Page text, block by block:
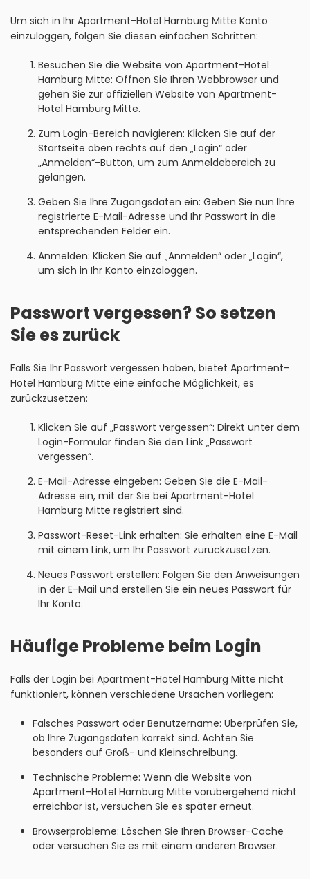
Um sich in Ihr Apartment-Hotel Hamburg Mitte Konto
einzuloggen, folgen Sie diesen einfachen Schritten:
Besuchen Sie die Website von Apartment-Hotel
Hamburg Mitte: Öffnen Sie Ihren Webbrowser und
gehen Sie zur offiziellen Website von Apartment-
Hotel Hamburg Mitte.
Zum Login-Bereich navigieren: Klicken Sie auf der
Startseite oben rechts auf den „Login“ oder
„Anmelden“-Button, um zum Anmeldebereich zu
gelangen.
Geben Sie Ihre Zugangsdaten ein: Geben Sie nun Ihre
registrierte E-Mail-Adresse und Ihr Passwort in die
entsprechenden Felder ein.
Anmelden: Klicken Sie auf „Anmelden“ oder „Login“,
um sich in Ihr Konto einzologgen.
Passwort vergessen? So setzen
Sie es zurück
Falls Sie Ihr Passwort vergessen haben, bietet Apartment-
Hotel Hamburg Mitte eine einfache Möglichkeit, es
zurückzusetzen:
Klicken Sie auf „Passwort vergessen“: Direkt unter dem
Login-Formular finden Sie den Link „Passwort
vergessen“.
E-Mail-Adresse eingeben: Geben Sie die E-Mail-
Adresse ein, mit der Sie bei Apartment-Hotel
Hamburg Mitte registriert sind.
Passwort-Reset-Link erhalten: Sie erhalten eine E-Mail
mit einem Link, um Ihr Passwort zurückzusetzen.
Neues Passwort erstellen: Folgen Sie den Anweisungen
in der E-Mail und erstellen Sie ein neues Passwort für
Ihr Konto.
Häufige Probleme beim Login
Falls der Login bei Apartment-Hotel Hamburg Mitte nicht
funktioniert, können verschiedene Ursachen vorliegen:
Falsches Passwort oder Benutzername: Überprüfen Sie,
ob Ihre Zugangsdaten korrekt sind. Achten Sie
besonders auf Groß- und Kleinschreibung.
Technische Probleme: Wenn die Website von
Apartment-Hotel Hamburg Mitte vorübergehend nicht
erreichbar ist, versuchen Sie es später erneut.
Browserprobleme: Löschen Sie Ihren Browser-Cache
oder versuchen Sie es mit einem anderen Browser.